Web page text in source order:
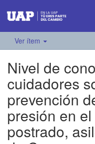
Ver ítem
Nivel de
cuidadores
prevención
presión en
postrado,